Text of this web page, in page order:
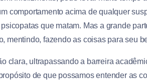
comportamento acima de qualquer
que matam. Mas a grande
mentindo, fazendo as coisas para seu
clara, ultrapassando a barreira
de que possamos entender as